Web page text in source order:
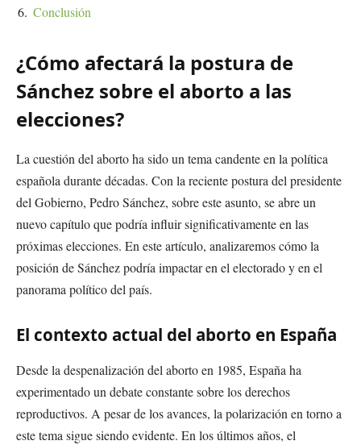
Conclusión
¿Cómo afectará la postura de
Sánchez sobre el aborto a las
elecciones?
La cuestión del aborto ha sido un tema candente en la política
española durante décadas. Con la reciente postura del presidente
del Gobierno, Pedro Sánchez, sobre este asunto, se abre un
nuevo capítulo que podría influir significativamente en las
próximas elecciones. En este artículo, analizaremos cómo la
posición de Sánchez podría impactar en el electorado y en el
panorama político del país.
El contexto actual del aborto en España
Desde la despenalización del aborto en 1985, España ha
experimentado un debate constante sobre los derechos
reproductivos. A pesar de los avances, la polarización en torno a
este tema sigue siendo evidente. En los últimos años, el